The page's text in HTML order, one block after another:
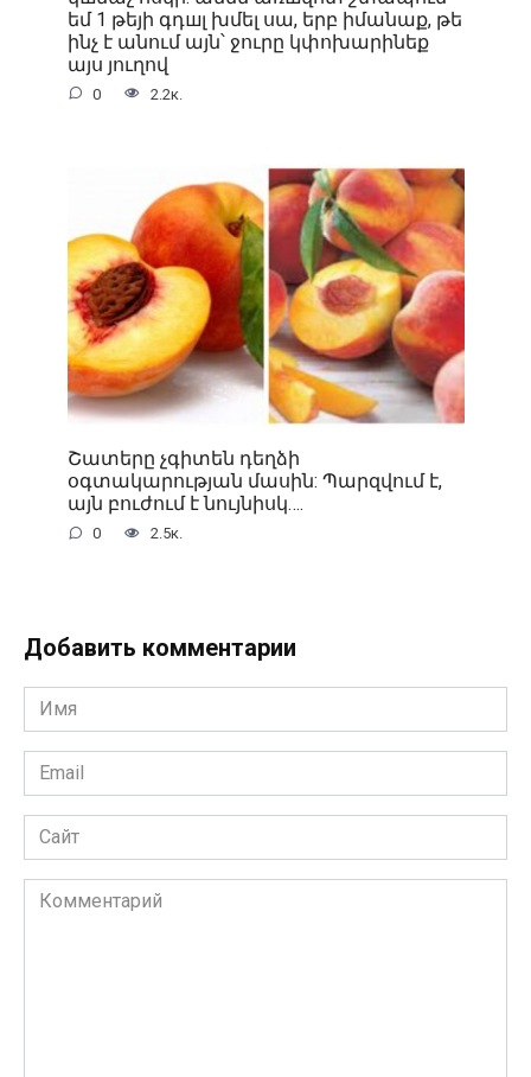
եմ 1 թեյի գդшլ խմել սա, երբ իմանաք, թե
ինչ է անում այն՝ ջուրը կփոխարինեք
այս յուղով
0 2.2к.
Շատերը չգիտեն դեղձի
օգտակարության մասին: Պարզվում է,
այն բուժում է նույնիսկ….
0 2.5к.
Добавить комментарии
Имя
Email
Сайт
Комментарий